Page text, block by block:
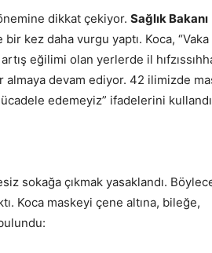
dikkat çekiyor. Sağlık Bakanı
kez daha vurgu yaptı. Koca, “Vaka
eğilimi olan yerlerde il
almaya devam ediyor. 42 ilimizde
edemeyiz” ifadelerini
sokağa çıkmak yasaklandı.
Koca maskeyi çene altına, bileğe,